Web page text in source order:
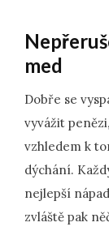
med
Dobře se
vyvážit
vzhledem k
dýchání.
nejlepší
zvláště pak